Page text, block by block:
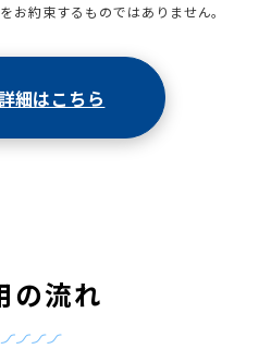
約束するものではありません。
細はこちら
の流れ